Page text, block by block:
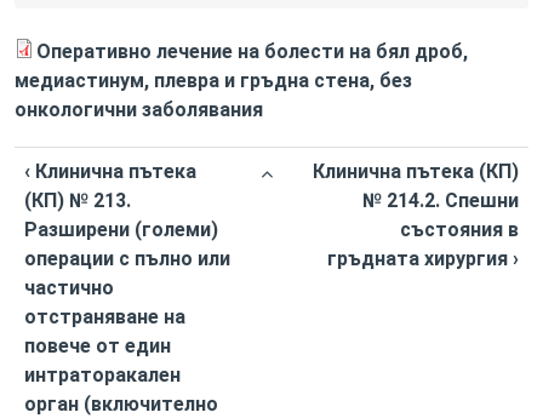
Оперативно лечение на болести на бял дроб,
медиастинум, плевра и гръдна стена, без
онкологични заболявания
‹ Клинична пътека
(КП) № 213.
Разширени (големи)
операции с пълно или
частично
отстраняване на
повече от един
интраторакален
орган (включително
Клинична пътека (КП)
№ 214.2. Спешни
състояния в
гръдната хирургия ›